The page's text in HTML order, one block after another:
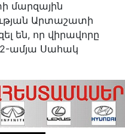
մարզային
Արտաշատի
են, որ վիրավորը
ամյա Սահակ